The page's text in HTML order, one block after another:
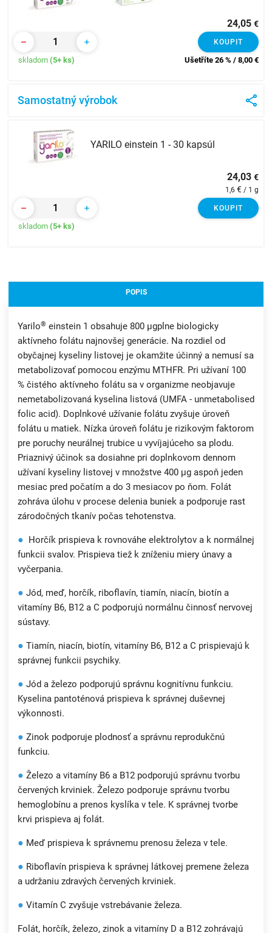
24,05 €
KOUPIT
skladom (5+ ks) Ušetříte 26 % / 8,00 €
Samostatný výrobok
YARILO einstein 1 - 30 kapsúl
24,03 €
1,6 € / 1 g
KOUPIT
skladom (5+ ks)
POPIS
Yarilo® einstein 1 obsahuje 800 µgplne biologicky
aktívneho folátu najnovšej generácie. Na rozdiel od
obyčajnej kyseliny listovej je okamžite účinný a nemusí sa
metabolizovať pomocou enzýmu MTHFR. Pri užívaní 100
% čistého aktívneho folátu sa v organizme neobjavuje
nemetabolizovaná kyselina listová (UMFA - unmetabolised
folic acid). Doplnkové užívanie folátu zvyšuje úroveň
folátu u matiek. Nízka úroveň folátu je rizikovým faktorom
pre poruchy neurálnej trubice u vyvíjajúceho sa plodu.
Priaznivý účinok sa dosiahne pri doplnkovom dennom
užívaní kyseliny listovej v množstve 400 μg aspoň jeden
mesiac pred počatím a do 3 mesiacov po ňom. Folát
zohráva úlohu v procese delenia buniek a podporuje rast
zárodočných tkanív počas tehotenstva.
● Horčík prispieva k rovnováhe elektrolytov a k normálnej
funkcii svalov. Prispieva tiež k zníženiu miery únavy a
vyčerpania.
● Jód, meď, horčík, riboflavín, tiamín, niacín, biotín a
vitamíny B6, B12 a C podporujú normálnu činnosť nervovej
sústavy.
● Tiamín, niacín, biotín, vitamíny B6, B12 a C prispievajú k
správnej funkcii psychiky.
● Jód a železo podporujú správnu kognitívnu funkciu.
Kyselina pantoténová prispieva k správnej duševnej
výkonnosti.
● Zinok podporuje plodnosť a správnu reprodukčnú
funkciu.
● Železo a vitamíny B6 a B12 podporujú správnu tvorbu
červených krviniek. Železo podporuje správnu tvorbu
hemoglobínu a prenos kyslíka v tele. K správnej tvorbe
krvi prispieva aj folát.
● Meď prispieva k správnemu prenosu železa v tele.
● Riboflavín prispieva k správnej látkovej premene železa
a udržaniu zdravých červených krviniek.
● Vitamín C zvyšuje vstrebávanie železa.
Folát, horčík, železo, zinok a vitamíny D a B12 zohrávajú